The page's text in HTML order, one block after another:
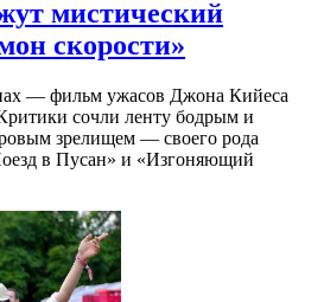
мистический
скорости»
— фильм ужасов Джона Кийеса
сочли ленту бодрым и
зрелищeм — своего рода
в Пусан» и «Изгоняющий